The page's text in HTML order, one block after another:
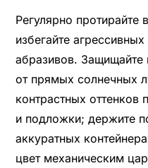
Регулярно
избегайте
абразивов. Защищайте
от прямых солнечных
контрастных оттенков
и подложки; держите
аккуратных
цвет механическим